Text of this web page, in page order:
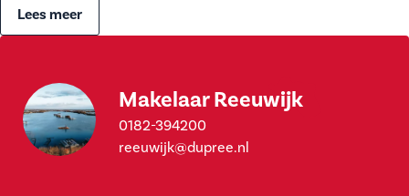
Lees meer
Makelaar Reeuwijk
0182-394200
reeuwijk@dupree.nl